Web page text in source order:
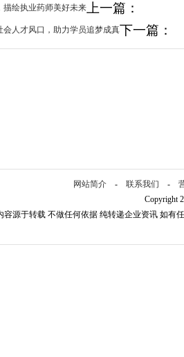
上一篇：
描绘执业药师美好未来
下一篇：
人才风口，助力学员追梦成真
网站简介 - 联系我们 -
Copyright
容源于转载 不做任何依据 纯转递企业资讯 如有